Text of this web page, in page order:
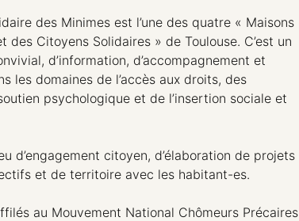
des Minimes est l’une des quatre « Maisons
des Citoyens Solidaires » de Toulouse. C’est un
d’information, d’accompagnement et
les domaines de l’accès aux droits, des
psychologique et de l’insertion sociale et
d’engagement citoyen, d’élaboration de projets
et de territoire avec les habitant-es.
au Mouvement National Chômeurs Précaires